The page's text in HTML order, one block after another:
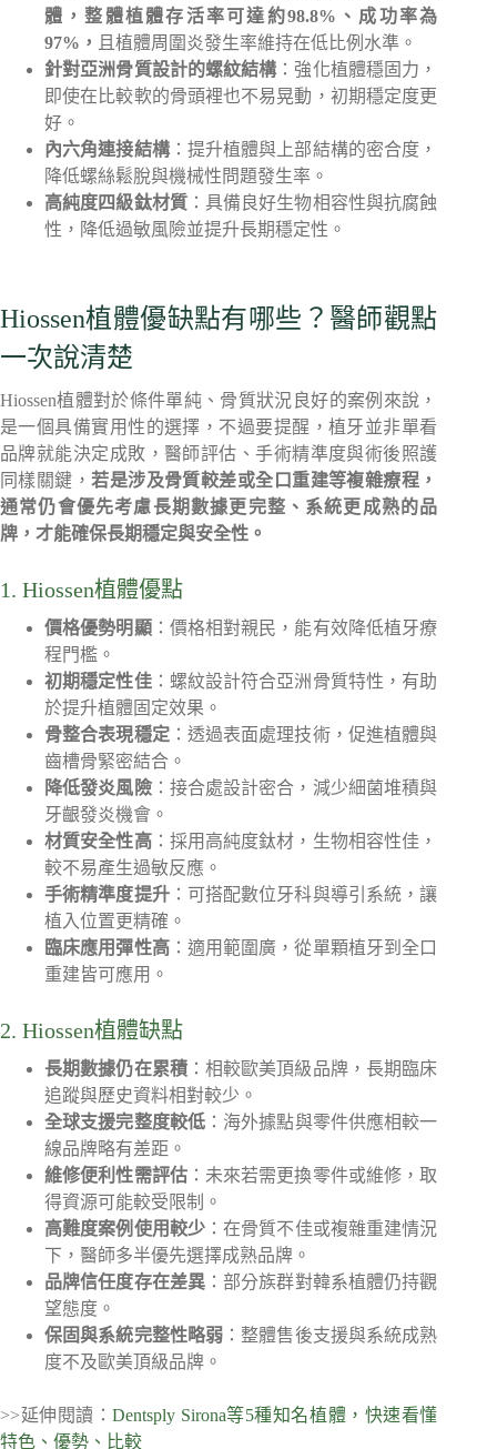
體，整體植體存活率可達約98.8%、成功率為
97%， 且植體周圍炎發生率維持在低比例水準。
針對亞洲骨質設計的螺紋結構：強化植體穩固力，
即使在比較軟的骨頭裡也不易晃動，初期穩定度更
好。
內六角連接結構：提升植體與上部結構的密合度，
降低螺絲鬆脫與機械性問題發生率。
高純度四級鈦材質：具備良好生物相容性與抗腐蝕
性，降低過敏風險並提升長期穩定性。
Hiossen植體優缺點有哪些？醫師觀點
一次說清楚
Hiossen植體對於條件單純、骨質狀況良好的案例來說，
是一個具備實用性的選擇，不過要提醒，植牙並非單看
品牌就能決定成敗，醫師評估、手術精準度與術後照護
同樣關鍵，若是涉及骨質較差或全口重建等複雜療程，
通常仍會優先考慮長期數據更完整、系統更成熟的品
牌，才能確保長期穩定與安全性。
1. Hiossen植體優點
價格優勢明顯：價格相對親民，能有效降低植牙療
程門檻。
初期穩定性佳：螺紋設計符合亞洲骨質特性，有助
於提升植體固定效果。
骨整合表現穩定：透過表面處理技術，促進植體與
齒槽骨緊密結合。
降低發炎風險：接合處設計密合，減少細菌堆積與
牙齦發炎機會。
材質安全性高：採用高純度鈦材，生物相容性佳，
較不易產生過敏反應。
手術精準度提升：可搭配數位牙科與導引系統，讓
植入位置更精確。
臨床應用彈性高：適用範圍廣，從單顆植牙到全口
重建皆可應用。
2. Hiossen植體缺點
長期數據仍在累積：相較歐美頂級品牌，長期臨床
追蹤與歷史資料相對較少。
全球支援完整度較低：海外據點與零件供應相較一
線品牌略有差距。
維修便利性需評估：未來若需更換零件或維修，取
得資源可能較受限制。
高難度案例使用較少：在骨質不佳或複雜重建情況
下，醫師多半優先選擇成熟品牌。
品牌信任度存在差異：部分族群對韓系植體仍持觀
望態度。
保固與系統完整性略弱 ：整體售後支援與系統成熟
度不及歐美頂級品牌。
>>延伸閱讀：Dentsply Sirona等5種知名植體，快速看懂
特色、優勢、比較